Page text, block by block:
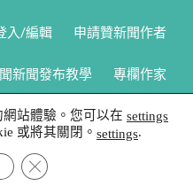
入/編輯 申請贊新聞作者
新聞發布教學 專欄作家
站體驗。您可以在 settings
或將其關閉。 settings.
Close GDPR Cookie Banner